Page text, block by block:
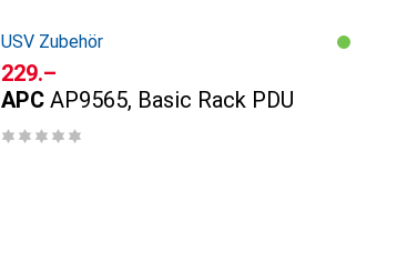
USV Zubehör
CHF
229.–
APC AP9565, Basic Rack PDU